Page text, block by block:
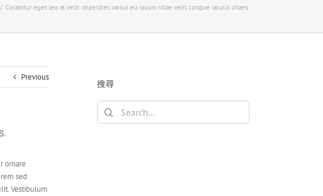
/ Curabitur eget leo at velit imperdiet varius eu ipsum vitae velit congue iaculis vitaes.
Previous
ornare
sed
Vestibulum
搜尋
Search
for: